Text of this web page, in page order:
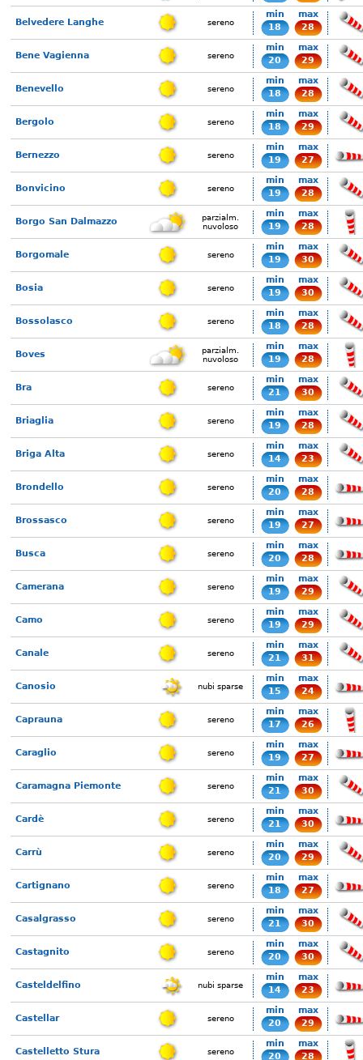
Belvedere Langhe sereno
min
18
max
28
Bene Vagienna sereno
min
20
max
29
Benevello sereno
min
18
max
28
Bergolo sereno
min
18
max
29
Bernezzo sereno
min
19
max
27
Bonvicino sereno
min
19
max
28
Borgo San Dalmazzo
parzialm.
nuvoloso
min
19
max
28
Borgomale sereno
min
19
max
30
Bosia sereno
min
19
max
30
Bossolasco sereno
min
18
max
28
Boves
parzialm.
nuvoloso
min
19
max
28
Bra sereno
min
21
max
30
Briaglia sereno
min
19
max
28
Briga Alta sereno
min
14
max
23
Brondello sereno
min
20
max
28
Brossasco sereno
min
19
max
27
Busca sereno
min
20
max
28
Camerana sereno
min
19
max
29
Camo sereno
min
19
max
29
Canale sereno
min
21
max
31
Canosio nubi sparse
min
15
max
24
Caprauna sereno
min
17
max
26
Caraglio sereno
min
19
max
27
Caramagna Piemonte sereno
min
21
max
30
Cardè sereno
min
21
max
30
Carrù sereno
min
20
max
29
Cartignano sereno
min
18
max
27
Casalgrasso sereno
min
21
max
30
Castagnito sereno
min
20
max
30
Casteldelfino nubi sparse
min
14
max
23
Castellar sereno
min
20
max
29
Castelletto Stura sereno
min
20
max
28